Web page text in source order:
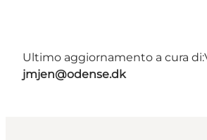
Ultimo aggiornamento a cura di:
jmjen@odense.dk